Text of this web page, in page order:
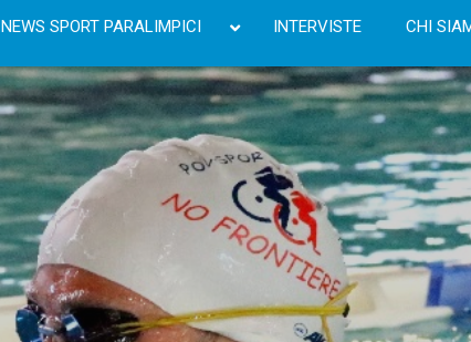
NEWS SPORT PARALIMPICI INTERVISTE CHI